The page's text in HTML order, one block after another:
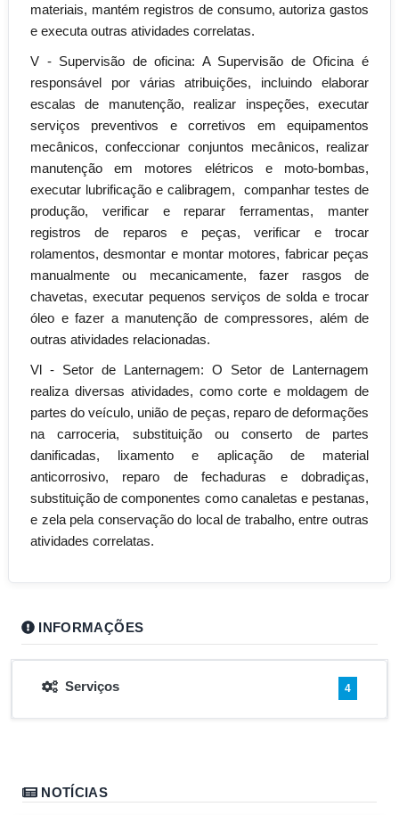
materiais, mantém registros de consumo, autoriza gastos
e executa outras atividades correlatas.
V - Supervisão de oficina: A Supervisão de Oficina é
responsável por várias atribuições, incluindo elaborar
escalas de manutenção, realizar inspeções, executar
serviços preventivos e corretivos em equipamentos
mecânicos, confeccionar conjuntos mecânicos, realizar
manutenção em motores elétricos e moto-bombas,
executar lubrificação e calibragem, companhar testes de
produção, verificar e reparar ferramentas, manter
registros de reparos e peças, verificar e trocar
rolamentos, desmontar e montar motores, fabricar peças
manualmente ou mecanicamente, fazer rasgos de
chavetas, executar pequenos serviços de solda e trocar
óleo e fazer a manutenção de compressores, além de
outras atividades relacionadas.
Vl - Setor de Lanternagem: O Setor de Lanternagem
realiza diversas atividades, como corte e moldagem de
partes do veículo, união de peças, reparo de deformações
na carroceria, substituição ou conserto de partes
danificadas, lixamento e aplicação de material
anticorrosivo, reparo de fechaduras e dobradiças,
substituição de componentes como canaletas e pestanas,
e zela pela conservação do local de trabalho, entre outras
atividades correlatas.
INFORMAÇÕES
Serviços 4
NOTÍCIAS